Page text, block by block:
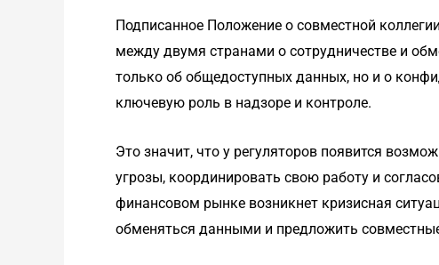
Подписанное Положение о совместной
между двумя странами о сотрудничестве и
только об общедоступных данных, но и о
ключевую роль в надзоре и контроле.
Это значит, что у регуляторов появится
угрозы, координировать свою работу и
финансовом рынке возникнет кризисная
обменяться данными и предложить